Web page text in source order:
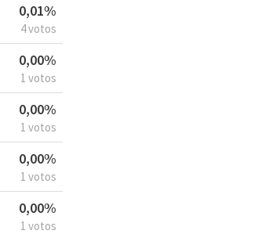
0,01%
4 votos
0,00%
1 votos
0,00%
1 votos
0,00%
1 votos
0,00%
1 votos